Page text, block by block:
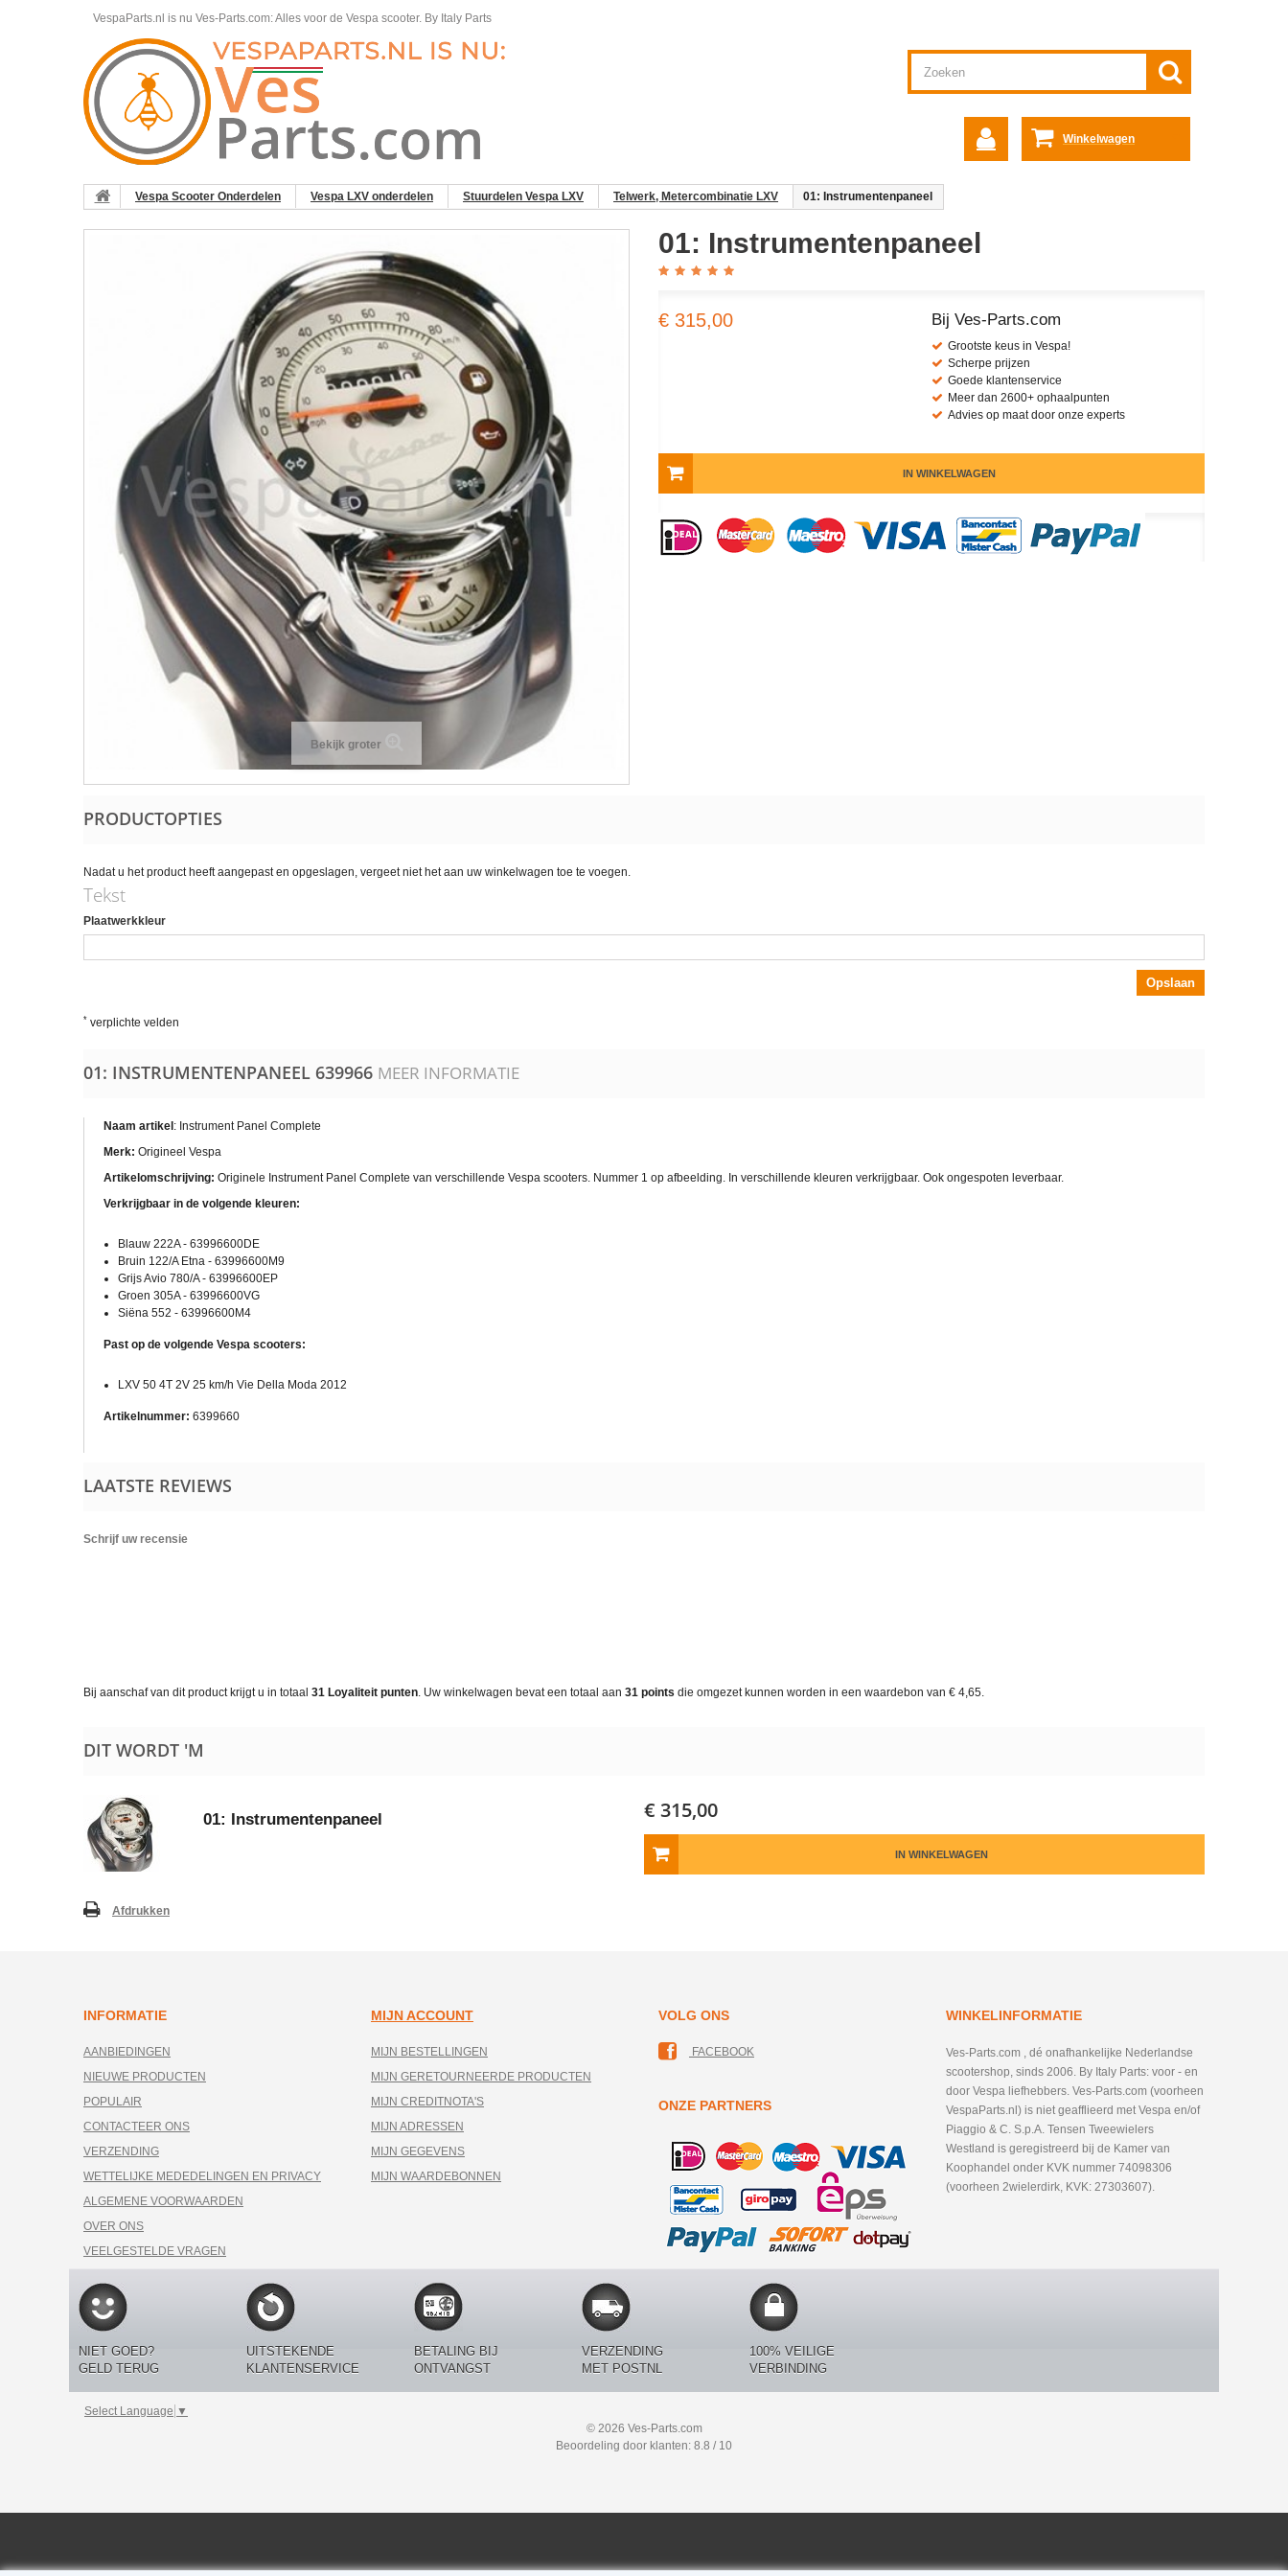
VespaParts.nl is nu Ves-Parts.com: Alles voor de Vespa scooter. By Italy Parts
Winkelwagen
Vespa Scooter Onderdelen Vespa LXV onderdelen Stuurdelen Vespa LXV Telwerk, Metercombinatie LXV 01: Instrumentenpaneel
Bekijk groter
01: Instrumentenpaneel
€ 315,00 Bij Ves-Parts.com
Grootste keus in Vespa!
Scherpe prijzen
Goede klantenservice
Meer dan 2600+ ophaalpunten
Advies op maat door onze experts
IN WINKELWAGEN
PRODUCTOPTIES
Nadat u het product heeft aangepast en opgeslagen, vergeet niet het aan uw winkelwagen toe te voegen.
Tekst
Plaatwerkkleur
Opslaan
* verplichte velden
01: INSTRUMENTENPANEEL 639966 MEER INFORMATIE
Naam artikel : Instrument Panel Complete
Merk: Origineel Vespa
Artikelomschrijving: Originele Instrument Panel Complete van verschillende Vespa scooters. Nummer 1 op afbeelding. In verschillende kleuren verkrijgbaar. Ook ongespoten leverbaar.
Verkrijgbaar in de volgende kleuren:
Blauw 222A - 63996600DE
Bruin 122/A Etna - 63996600M9
Grijs Avio 780/A - 63996600EP
Groen 305A - 63996600VG
Siëna 552 - 63996600M4
Past op de volgende Vespa scooters:
LXV 50 4T 2V 25 km/h Vie Della Moda 2012
Artikelnummer: 6399660
LAATSTE REVIEWS
Schrijf uw recensie
Bij aanschaf van dit product krijgt u in totaal 31 Loyaliteit punten. Uw winkelwagen bevat een totaal aan 31 points die omgezet kunnen worden in een waardebon van € 4,65.
DIT WORDT 'M
01: Instrumentenpaneel € 315,00
IN WINKELWAGEN
Afdrukken
INFORMATIE
AANBIEDINGEN
NIEUWE PRODUCTEN
POPULAIR
CONTACTEER ONS
VERZENDING
WETTELIJKE MEDEDELINGEN EN PRIVACY
ALGEMENE VOORWAARDEN
OVER ONS
VEELGESTELDE VRAGEN
MIJN ACCOUNT
MIJN BESTELLINGEN
MIJN GERETOURNEERDE PRODUCTEN
MIJN CREDITNOTA'S
MIJN ADRESSEN
MIJN GEGEVENS
MIJN WAARDEBONNEN
VOLG ONS
FACEBOOK
ONZE PARTNERS
WINKELINFORMATIE
Ves-Parts.com , dé onafhankelijke Nederlandse
scootershop, sinds 2006. By Italy Parts: voor - en
door Vespa liefhebbers. Ves-Parts.com (voorheen
VespaParts.nl) is niet geafflieerd met Vespa en/of
Piaggio & C. S.p.A. Tensen Tweewielers
Westland is geregistreerd bij de Kamer van
Koophandel onder KVK nummer 74098306
(voorheen 2wielerdirk, KVK: 27303607).
NIET GOED?
GELD TERUG
UITSTEKENDE
KLANTENSERVICE
BETALING BIJ
ONTVANGST
VERZENDING
MET POSTNL
100% VEILIGE
VERBINDING
Select Language ▼
© 2026 Ves-Parts.com
Beoordeling door klanten: 8.8 / 10